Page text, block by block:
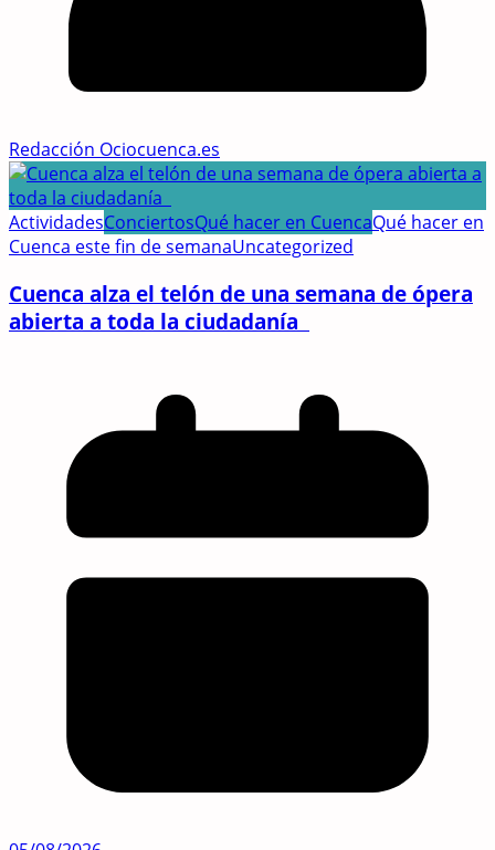
Redacción Ociocuenca.es
ActividadesConciertosQué hacer en CuencaQué hacer en
Cuenca este fin de semanaUncategorized
Cuenca alza el telón de una semana de ópera
abierta a toda la ciudadanía